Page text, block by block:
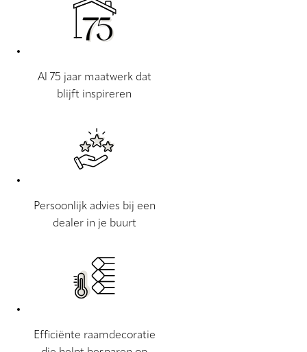
Al 75 jaar maatwerk dat
blijft inspireren
Persoonlijk advies bij een
dealer in je buurt
Efficiënte raamdecoratie